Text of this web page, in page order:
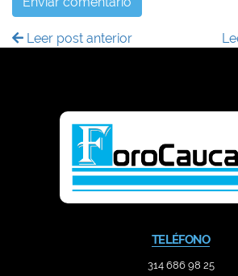
Leer post anterior
TELÉFONO
314 686 98 25